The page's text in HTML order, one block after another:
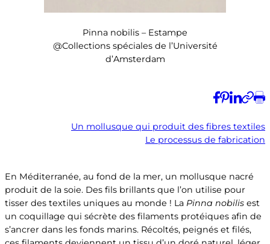
Pinna nobilis – Estampe
@Collections spéciales de l’Université
d’Amsterdam
Un mollusque qui produit des fibres textiles
Le processus de fabrication
En Méditerranée, au fond de la mer, un mollusque nacré
produit de la soie. Des fils brillants que l’on utilise pour
tisser des textiles uniques au monde ! La Pinna nobilis est
un coquillage qui sécrète des filaments protéiques afin de
s’ancrer dans les fonds marins. Récoltés, peignés et filés,